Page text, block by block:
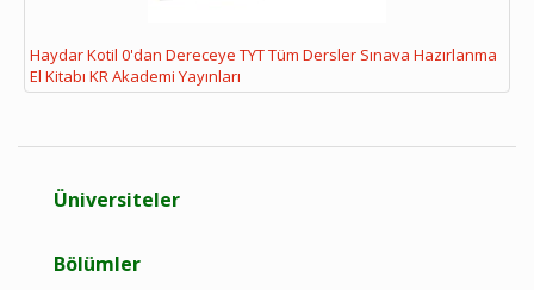
Haydar Kotil 0'dan Dereceye TYT Tüm Dersler Sınava Hazırlanma
El Kitabı KR Akademi Yayınları
Üniversiteler
Bölümler